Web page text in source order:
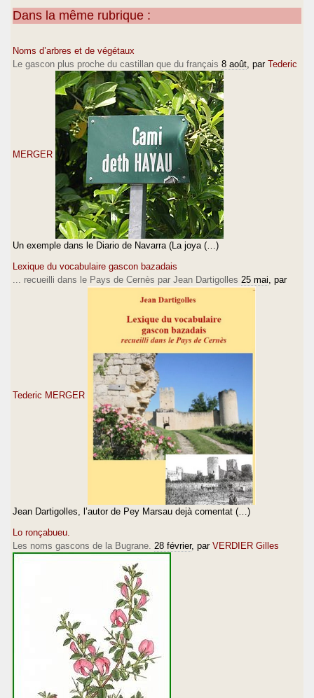
Dans la même rubrique :
Noms d’arbres et de végétaux
Le gascon plus proche du castillan que du français 8 août , par Tederic
MERGER
Un exemple dans le Diario de Navarra (La joya (…)
Lexique du vocabulaire gascon bazadais
... recueilli dans le Pays de Cernès par Jean Dartigolles 25 mai , par
Tederic MERGER
Jean Dartigolles, l’autor de Pey Marsau dejà comentat (…)
Lo ronçabueu.
Les noms gascons de la Bugrane. 28 février, par VERDIER Gilles